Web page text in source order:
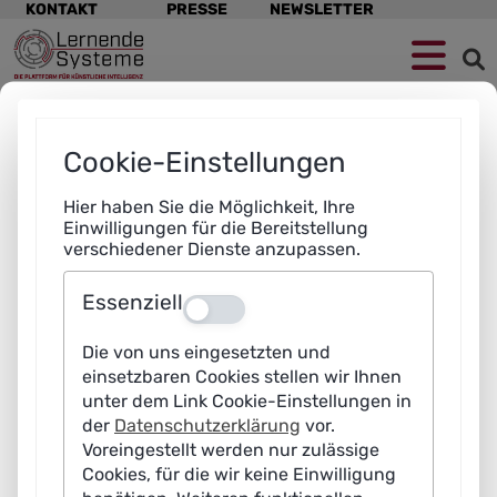
Zur
Navigation
springen
Zum
Hauptinhalt
springen
Zum
Footer
springen
Navigation
überspringen
KONTAKT PRESSE NEWSLETTER
Cookie-Einstellungen
Hier haben Sie die Möglichkeit, Ihre
Einwilligungen für die Bereitstellung
verschiedener Dienste anzupassen.
Essenziell Aus
Die von uns eingesetzten und
einsetzbaren Cookies stellen wir Ihnen
unter dem Link Cookie-Einstellungen in
der Datenschutzerklärung vor.
Voreingestellt werden nur zulässige
Cookies, für die wir keine Einwilligung